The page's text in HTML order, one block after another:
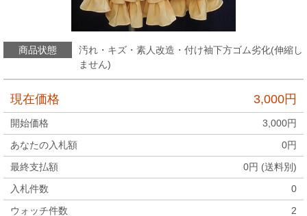
商品状態
汚れ・キズ・素人改造・付け袖下方ゴム劣化(伸縮し
ません)
現在価格 3,000円
開始価格 3,000円
あなたの入札額
0円
最終支払額
0円 (送料別)
入札件数
0
ウォッチ件数
2